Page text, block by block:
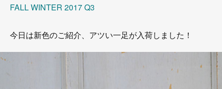
FALL WINTER 2017 Q3
今日は新色のご紹介、アツい一足が入荷しました！